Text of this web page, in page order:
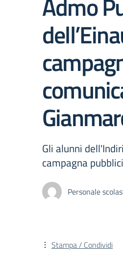
Gli alunni
campagna
Personale
Stampa / Condividi